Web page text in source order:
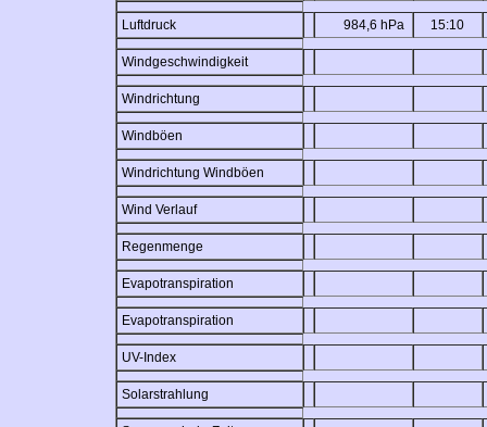
Luftdruck 984,6 hPa 15:10
Windgeschwindigkeit
Windrichtung
Windböen
Windrichtung Windböen
Wind Verlauf
Regenmenge
Evapotranspiration
Evapotranspiration
UV-Index
Solarstrahlung